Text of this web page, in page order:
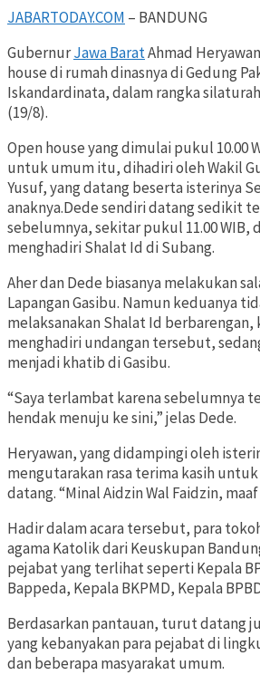
JABARTODAY.COM – BANDUNG
GubernurJawa BaratAhmad
house di rumah dinasnya di Gedung
Iskandardinata, dalam rangka
(19/8).
Open house yang dimulai pukul 10.00
untuk umum itu, dihadiri oleh Wakil
Yusuf, yang datang beserta isterinya
anaknya.Dede sendiri datang sedikit
sebelumnya, sekitar pukul 11.00 WIB,
menghadiri Shalat Id di Subang.
Aher dan Dede biasanya melakukan
Lapangan Gasibu. Namun keduanya
melaksanakan Shalat Id berbarengan,
menghadiri undangan tersebut,
menjadi khatib di Gasibu.
“Saya terlambat karena sebelumnya
hendak menuju ke sini,” jelas Dede.
Heryawan, yang didampingi oleh
mengutarakan rasa terima kasih
datang. “Minal Aidzin Wal Faidzin,
Hadir dalam acara tersebut, para
agama Katolik dari Keuskupan
pejabat yang terlihat seperti Kepala
Bappeda, Kepala BKPMD, Kepala
Berdasarkan pantauan, turut datang
yang kebanyakan para pejabat di
dan beberapa masyarakat umum.